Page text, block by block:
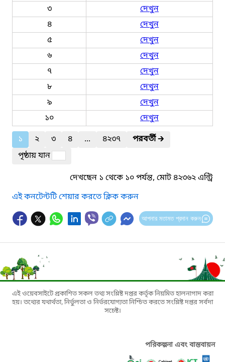
৩
দেখুন
৪
দেখুন
৫
দেখুন
৬
দেখুন
৭
দেখুন
৮
দেখুন
৯
দেখুন
১০
দেখুন
১
২ ৩ ৪ ... ৪২৩৭ পরবর্তী🡲
পৃষ্ঠায় যান
দেখছেন ১ থেকে ১০ পর্যন্ত, মোট ৪২৩৬২ এন্ট্রি
এই কনটেন্টটি শেয়ার করতে ক্লিক করুন
আপনার মতামত প্রদান করুন
এই ওয়েবসাইটে প্রকাশিত সকল তথ্য সংশ্লিষ্ট দপ্তর কর্তৃক নিয়মিত হালনাগাদ করা
হয়। তথ্যের যথার্থতা, নির্ভুলতা ও নির্ভরযোগ্যতা নিশ্চিত করতে সংশ্লিষ্ট দপ্তর সর্বদা
সচেষ্ট।
পরিকল্পনা এবং বাস্তবায়ন